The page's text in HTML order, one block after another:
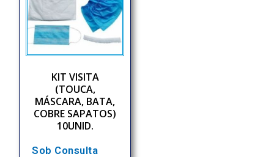
KIT VISITA
(TOUCA,
MÁSCARA, BATA,
COBRE SAPATOS)
10UNID.
Sob Consulta